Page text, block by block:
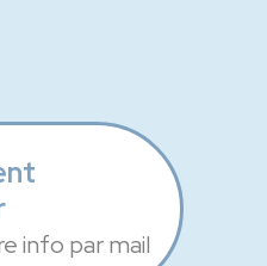
info par mail